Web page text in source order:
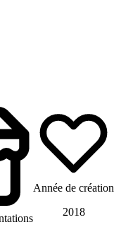
Année de création
2018